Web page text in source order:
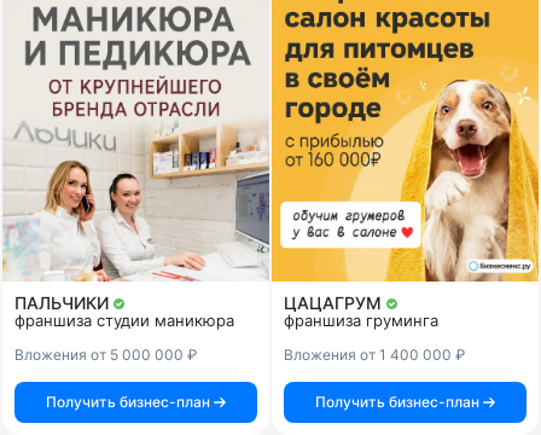
ПАЛЬЧИКИ
франшиза студии маникюра
Вложения от 5 000 000 ₽
Получить бизнес-план
ЦАЦАГРУМ
франшиза груминга
Вложения от 1 400 000 ₽
Получить бизнес-план